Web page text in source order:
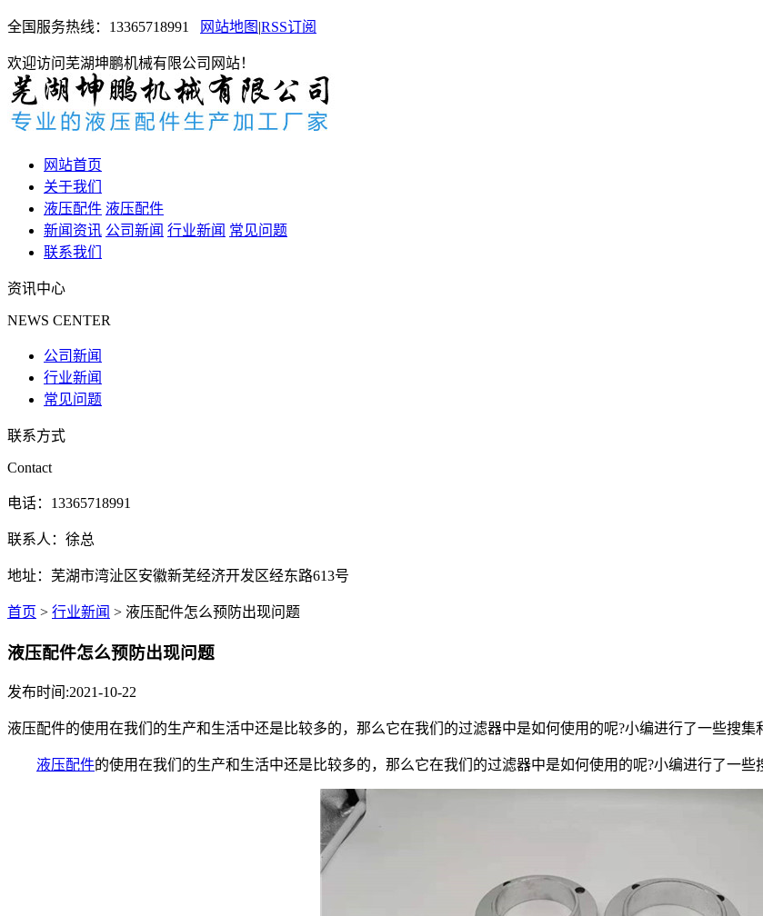
全国服务热线： 13365718991 网站地图 |RSS订阅
欢迎访问芜湖坤鹏机械有限公司网站！
网站首页
关于我们
液压配件 液压配件
新闻资讯 公司新闻 行业新闻 常见问题
联系我们
资讯中心
NEWS CENTER
公司新闻
行业新闻
常见问题
联系方式
Contact
电话：13365718991
联系人：徐总
地址：芜湖市湾沚区安徽新芜经济开发区经东路613号
首页 > 行业新闻 > 液压配件怎么预防出现问题
液压配件怎么预防出现问题
发布时间:2021-10-22
液压配件的使用在我们的生产和生活中还是比较多的，那么它在我们的过滤器中是如何使用的呢?小编进行了一些搜集
液压配件的使用在我们的生产和生活中还是比较多的，那么它在我们的过滤器中是如何使用的呢?小编进行了一些